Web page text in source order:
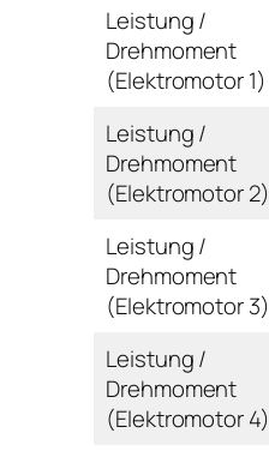
Leistung /
Drehmoment
(Elektromotor 1)
Leistung /
Drehmoment
(Elektromotor 2)
Leistung /
Drehmoment
(Elektromotor 3)
Leistung /
Drehmoment
(Elektromotor 4)